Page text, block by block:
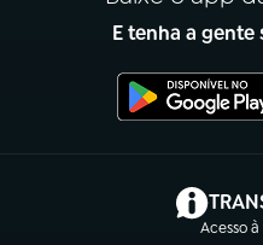
E tenha a
Acesso